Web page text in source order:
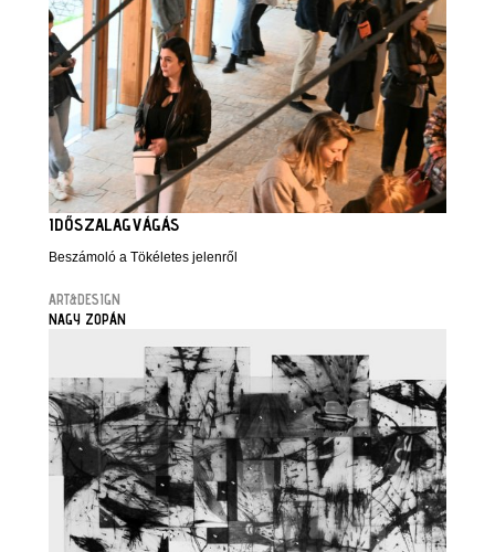
IDŐSZALAGVÁGÁS
Beszámoló a Tökéletes jelenről
ART&DESIGN
NAGY ZOPÁN